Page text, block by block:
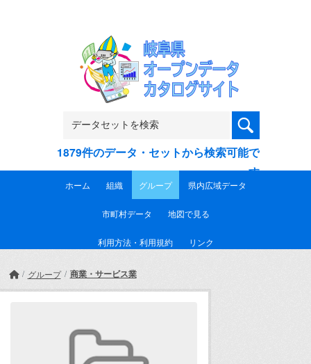
1879件のデータ・セットから検索可能で
す
ホーム 組織 グループ 県内広域データ
市町村データ 地図で見る
利用方法・利用規約 リンク
グループ 商業・サービス業